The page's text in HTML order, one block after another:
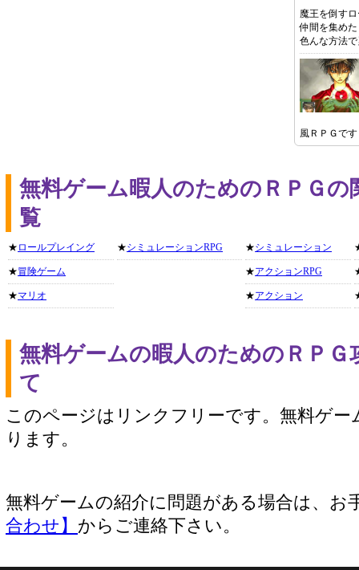
魔王を倒す
仲間を集め
色んな方法
風ＲＰＧです
無料ゲーム暇人のためのＲＰＧ
覧
★ ロールプレイング
★冒険ゲーム
★マリオ
★シミュレーションRPG ★シミュレーション
★アクションRPG
★アクション
無料ゲームの暇人のためのＲＰ
て
このページはリンクフリーです。無料ゲー
ります。
無料ゲームの紹介に問題がある場合は、お
合わせ】 からご連絡下さい。